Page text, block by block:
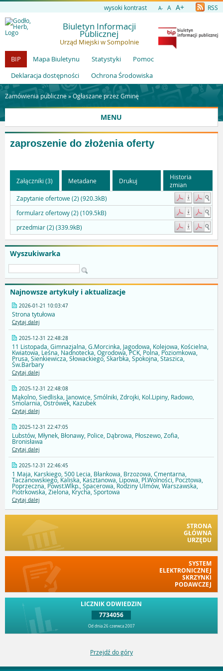
wysoki kontrast A- A A+ RSS
Biuletyn Informacji
Publicznej
Urząd Miejski w Sompolnie
BIP
Mapa Biuletynu Statystyki
Pomoc
Deklaracja dostępności
Ochrona Środowiska
Zamówienia publiczne »Ogłaszane przez Gminę
MENU
Wyszukiwarka
Najnowsze artykuły i aktualizacje
2026-01-21 10:03:47
Strona tytułowa
Czytaj dalej
2025-12-31 22:48:28
11 Listopada, Gimnazjalna, G.Morcinka, Jagodowa, Kolejowa, Kościelna,
Kwiatowa, Leśna, Nadnotecka, Ogrodowa, PCK, Polna, Poziomkowa,
Prusa, Sienkiewicza, Słowackiego, Skarbka, Spokojna, Staszica,
Św.Barbary
Czytaj dalej
2025-12-31 22:48:08
Mąkolno, Siedliska, Janowice, Smólniki, Zdrojki, Kol.Lipiny, Radowo,
Smolarnia, Ostrówek, Kazubek
Czytaj dalej
2025-12-31 22:47:05
Lubstów, Młynek, Błonawy, Police, Dąbrowa, Płoszewo, Zofia,
Bronisława
Czytaj dalej
2025-12-31 22:46:45
1 Maja, Karskiego, 500 Lecia, Błankowa, Brzozowa, Cmentarna,
Taczanowskiego, Kaliska, Kasztanowa, Lipowa, Pl.Wolności, Pocztowa,
Poprzeczna, Powst.Wlkp., Spacerowa, Rodziny Ulmów, Warszawska,
Piotrkowska, Zielona, Krycha, Sportowa
Czytaj dalej
STRONA
GŁÓWNA
URZĘDU
SYSTEM
ELEKTRONICZNEJ
SKRZYNKI
PODAWCZEJ
LICZNIK ODWIEDZIN
7734056
Od dnia 26 czerwca 2007
zaproszenie do złożenia oferty
Załączniki (3) Metadane Drukuj
Historia
zmian
Zapytanie ofertowe (2) (920.3kB)
formularz ofertowy (2) (109.5kB)
przedmiar (2) (339.9kB)
Przejdź do góry